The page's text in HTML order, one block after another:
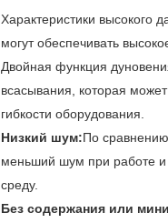
Характеристики высокого
могут обеспечивать
Двойная функция
всасывания, которая
гибкости оборудования.
Низкий шум:По
меньший шум при работе
среду.
Без содержания или